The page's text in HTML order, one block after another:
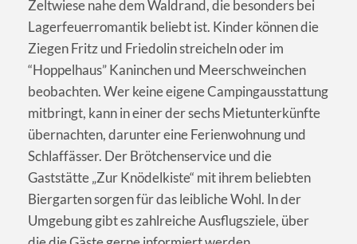
Zeltwiese nahe dem Waldrand, die besonders bei
Lagerfeuerromantik beliebt ist. Kinder können die
Ziegen Fritz und Friedolin streicheln oder im
“Hoppelhaus” Kaninchen und Meerschweinchen
beobachten. Wer keine eigene Campingausstattung
mitbringt, kann in einer der sechs Mietunterkünfte
übernachten, darunter eine Ferienwohnung und
Schlaffässer. Der Brötchenservice und die
Gaststätte „Zur Knödelkiste“ mit ihrem beliebten
Biergarten sorgen für das leibliche Wohl. In der
Umgebung gibt es zahlreiche Ausflugsziele, über